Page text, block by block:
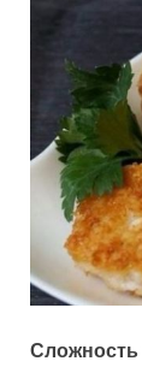
Сложность